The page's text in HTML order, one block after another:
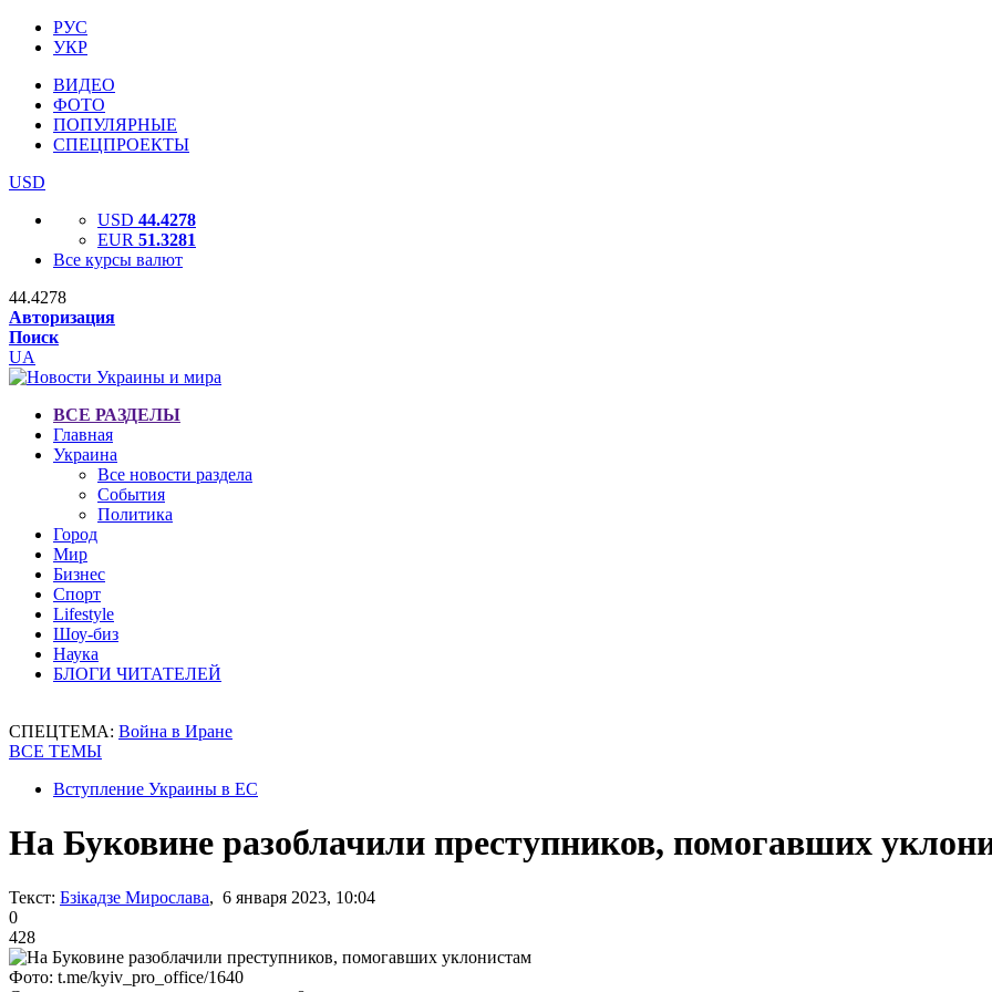
РУС
УКР
ВИДЕО
ФОТО
ПОПУЛЯРНЫЕ
СПЕЦПРОЕКТЫ
USD
USD 44.4278
EUR 51.3281
Все курсы валют
44.4278
Авторизация
Поиск
UA
ВСЕ РАЗДЕЛЫ
Главная
Украина
Все новости раздела
События
Политика
Город
Мир
Бизнес
Спорт
Lifestyle
Шоу-биз
Наука
БЛОГИ ЧИТАТЕЛЕЙ
СПЕЦТЕМА: Война в Иране
ВСЕ ТЕМЫ
Вступление Украины в ЕС
На Буковине разоблачили преступников, помогавших
Текст: Бзікадзе Мирослава, 6 января 2023, 10:04
0
428
Фото: t.me/kyiv_pro_office/1640